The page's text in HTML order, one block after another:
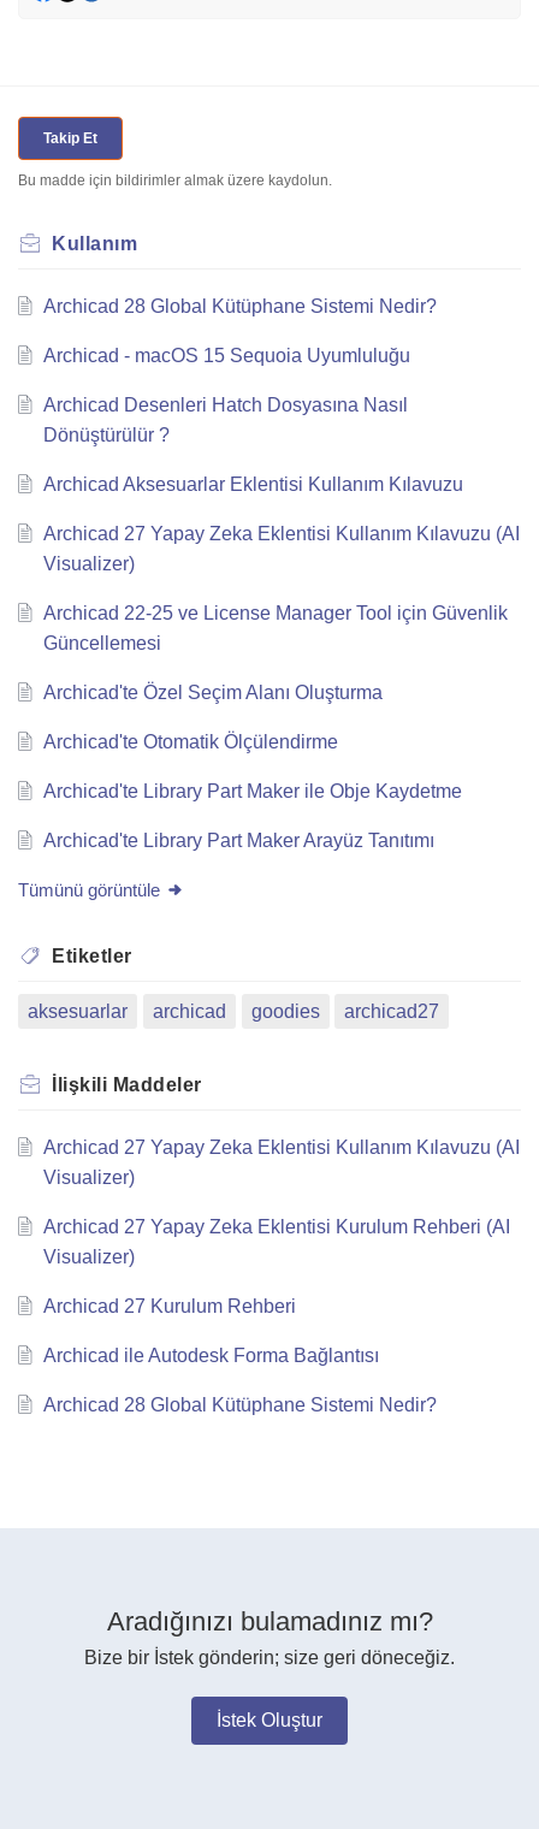
Takip Et
Bu madde için bildirimler almak üzere kaydolun.
Kullanım
Archicad 28 Global Kütüphane Sistemi Nedir?
Archicad - macOS 15 Sequoia Uyumluluğu
Archicad Desenleri Hatch Dosyasına Nasıl
Dönüştürülür ?
Archicad Aksesuarlar Eklentisi Kullanım Kılavuzu
Archicad 27 Yapay Zeka Eklentisi Kullanım Kılavuzu (AI
Visualizer)
Archicad 22-25 ve License Manager Tool için Güvenlik
Güncellemesi
Archicad'te Özel Seçim Alanı Oluşturma
Archicad'te Otomatik Ölçülendirme
Archicad'te Library Part Maker ile Obje Kaydetme
Archicad'te Library Part Maker Arayüz Tanıtımı
Tümünü görüntüle
Etiketler
aksesuarlar archicad goodies archicad27
İlişkili Maddeler
Archicad 27 Yapay Zeka Eklentisi Kullanım Kılavuzu (AI
Visualizer)
Archicad 27 Yapay Zeka Eklentisi Kurulum Rehberi (AI
Visualizer)
Archicad 27 Kurulum Rehberi
Archicad ile Autodesk Forma Bağlantısı
Archicad 28 Global Kütüphane Sistemi Nedir?
Aradığınızı bulamadınız mı?
Bize bir İstek gönderin; size geri döneceğiz.
İstek Oluştur